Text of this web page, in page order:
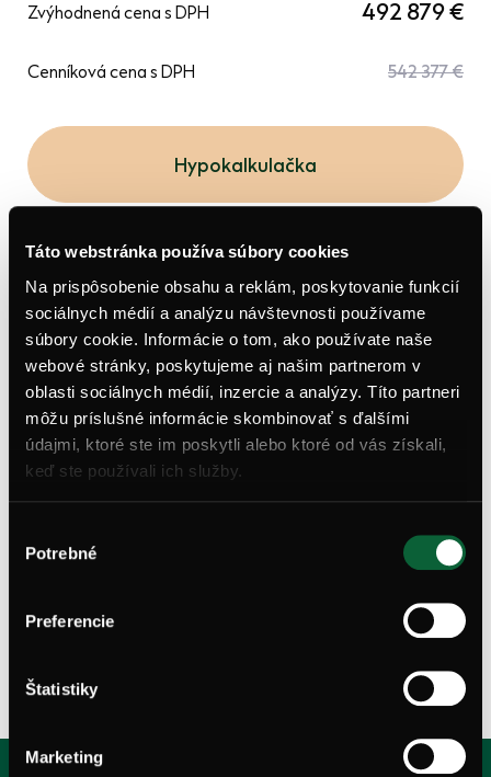
Táto webstránka používa súbory cookies
Na prispôsobenie obsahu a reklám, poskytovanie funkcií
sociálnych médií a analýzu návštevnosti používame
súbory cookie. Informácie o tom, ako používate naše
webové stránky, poskytujeme aj našim partnerom v
oblasti sociálnych médií, inzercie a analýzy. Títo partneri
môžu príslušné informácie skombinovať s ďalšími
údajmi, ktoré ste im poskytli alebo ktoré od vás získali,
keď ste používali ich služby.
súhlasu
Potrebné
Preferencie
Štatistiky
Marketing
Zvýhodnená cena s DPH 492 879 €
Cenníková cena s DPH 542 377 €
Hypokalkulačka
Mám záujem o byt
Navštívte svoj budúcibyt v
Agátoch
byt osobne
Rezervácia obhliadky